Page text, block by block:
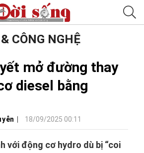
CÔNG NGHỆ
mở đường thay
diesel bằng
18/09/2025 00:11
với động cơ hydro dù bị “coi